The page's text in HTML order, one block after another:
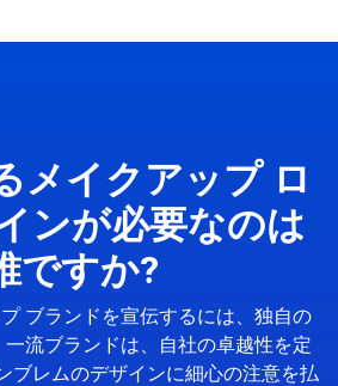
メイクアップ ロ
ンが必要なのは
ですか?
ブランドを宣伝するには、独自の
一流ブランドは、自社の卓越性を定
ブレムのデザインに細心の注意を払